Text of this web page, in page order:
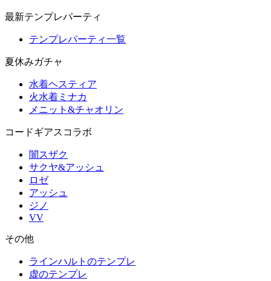
最新テンプレパーティ
テンプレパーティ一覧
夏休みガチャ
水着ヘスティア
火水着ミナカ
メニット&チャオリン
コードギアスコラボ
闇スザク
サクヤ&アッシュ
ロゼ
アッシュ
ジノ
VV
その他
ラインハルトのテンプレ
虚のテンプレ